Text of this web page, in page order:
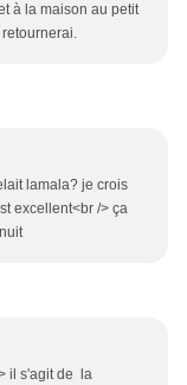
à la maison au petit
lamala? je crois
excellent<br /> ça
il s'agit de la